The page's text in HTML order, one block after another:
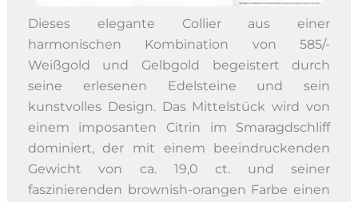
Dieses elegante Collier aus einer
harmonischen Kombination von 585/-
Weißgold und Gelbgold begeistert durch
seine erlesenen Edelsteine und sein
kunstvolles Design. Das Mittelstück wird von
einem imposanten Citrin im Smaragdschliff
dominiert, der mit einem beeindruckenden
Gewicht von ca. 19,0 ct. und seiner
faszinierenden brownish-orangen Farbe einen